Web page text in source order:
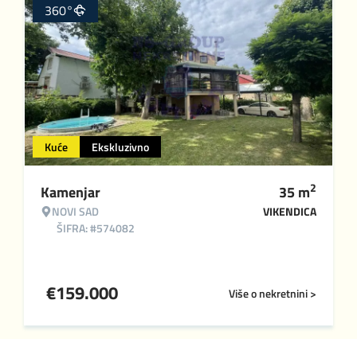
Kuće Ekskluzivno
360°
Kamenjar
NOVI SAD
ŠIFRA: #574082
35m2
VIKENDICA
Više o nekretnini >
€159.000